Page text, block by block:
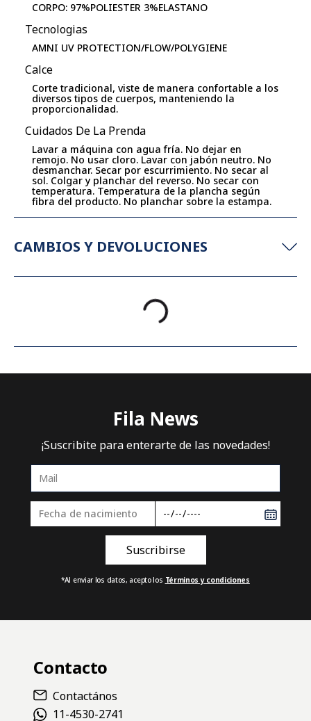
CORPO: 97%POLIESTER 3%ELASTANO
Tecnologias
AMNI UV PROTECTION/FLOW/POLYGIENE
Calce
Corte tradicional, viste de manera confortable a los
diversos tipos de cuerpos, manteniendo la
proporcionalidad.
Cuidados De La Prenda
Lavar a máquina con agua fría. No dejar en
remojo. No usar cloro. Lavar con jabón neutro. No
desmanchar. Secar por escurrimiento. No secar al
sol. Colgar y planchar del reverso. No secar con
temperatura. Temperatura de la plancha según
fibra del producto. No planchar sobre la estampa.
CAMBIOS Y DEVOLUCIONES
OFF
PANTALON HOMBRE FILA SPORTS
FORWARD
Training
$52.900
$37.030
30%OFF
PANTALON
$41.230